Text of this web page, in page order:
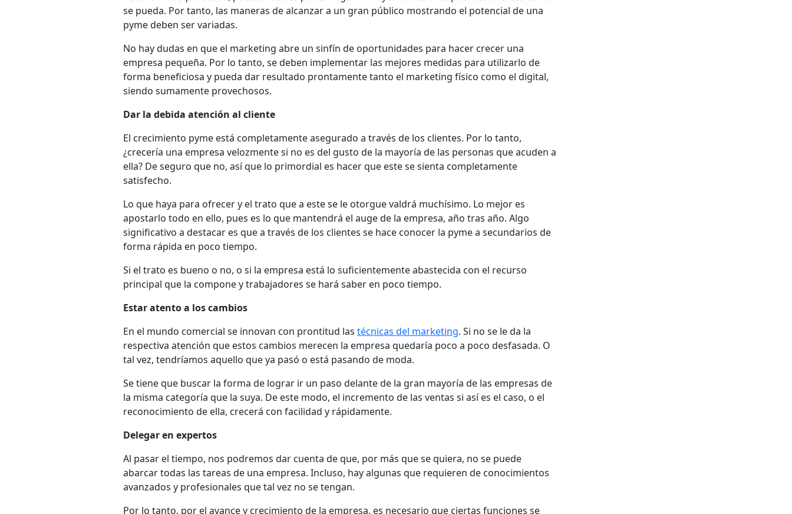
se pueda. Por tanto, las maneras de alcanzar a un gran público mostrando el potencial de una
pyme deben ser variadas.
No hay dudas en que el marketing abre un sinfín de oportunidades para hacer crecer una
empresa pequeña. Por lo tanto, se deben implementar las mejores medidas para utilizarlo de
forma beneficiosa y pueda dar resultado prontamente tanto el marketing físico como el digital,
siendo sumamente provechosos.
Dar la debida atención al cliente
El crecimiento pyme está completamente asegurado a través de los clientes. Por lo tanto,
¿crecería una empresa velozmente si no es del gusto de la mayoría de las personas que acuden a
ella? De seguro que no, así que lo primordial es hacer que este se sienta completamente
satisfecho.
Lo que haya para ofrecer y el trato que a este se le otorgue valdrá muchísimo. Lo mejor es
apostarlo todo en ello, pues es lo que mantendrá el auge de la empresa, año tras año. Algo
significativo a destacar es que a través de los clientes se hace conocer la pyme a secundarios de
forma rápida en poco tiempo.
Si el trato es bueno o no, o si la empresa está lo suficientemente abastecida con el recurso
principal que la compone y trabajadores se hará saber en poco tiempo.
Estar atento a los cambios
En el mundo comercial se innovan con prontitud las técnicas del marketing. Si no se le da la
respectiva atención que estos cambios merecen la empresa quedaría poco a poco desfasada. O
tal vez, tendríamos aquello que ya pasó o está pasando de moda.
Se tiene que buscar la forma de lograr ir un paso delante de la gran mayoría de las empresas de
la misma categoría que la suya. De este modo, el incremento de las ventas si así es el caso, o el
reconocimiento de ella, crecerá con facilidad y rápidamente.
Delegar en expertos
Al pasar el tiempo, nos podremos dar cuenta de que, por más que se quiera, no se puede
abarcar todas las tareas de una empresa. Incluso, hay algunas que requieren de conocimientos
avanzados y profesionales que tal vez no se tengan.
Por lo tanto, por el avance y crecimiento de la empresa, es necesario que ciertas funciones se